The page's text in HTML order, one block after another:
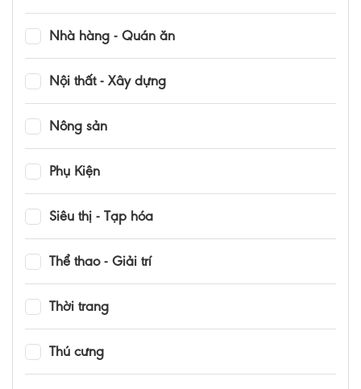
Nhà hàng - Quán ăn
Nội thất - Xây dựng
Nông sản
Phụ Kiện
Siêu thị - Tạp hóa
Thể thao - Giải trí
Thời trang
Thú cưng